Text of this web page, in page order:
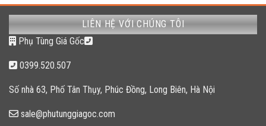
LIÊN HỆ VỚI CHÚNG TÔI
Phụ Tùng Giá Gốc
0399.520.507
Số nhà 63, Phố Tân Thụy, Phúc Đồng, Long Biên, Hà Nội
sale@phutunggiagoc.com